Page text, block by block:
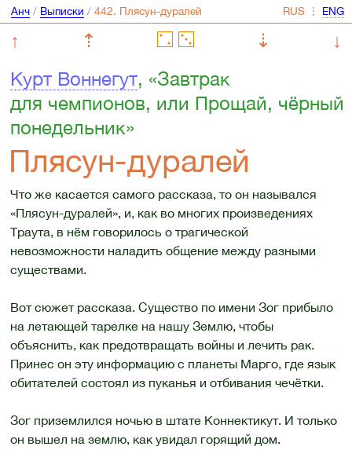
Анч/ Выписки / ⋮
↑ ⇡ ⇣
↓
Курт Воннегут, «Завтрак
для чемпионов, или Прощай, чёрный
понедельник»
Плясун-дуралей
Что же касается самого рассказа, то он назывался
«Плясун-дуралей», и, как во многих произведениях
Траута, в нём говорилось о трагической
невозможности наладить общение между разными
существами.
Вот сюжет рассказа. Существо по имени Зог прибыло
на летающей тарелке на нашу Землю, чтобы
объяснить, как предотвращать войны и лечить рак.
Принес он эту информацию с планеты Марго, где язык
обитателей состоял из пуканья и отбивания чечётки.
Зог приземлился ночью в штате Коннектикут. И только
он вышел на землю, как увидал горящий дом.